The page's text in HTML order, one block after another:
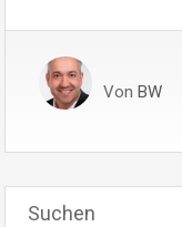
Von BW
Suchen